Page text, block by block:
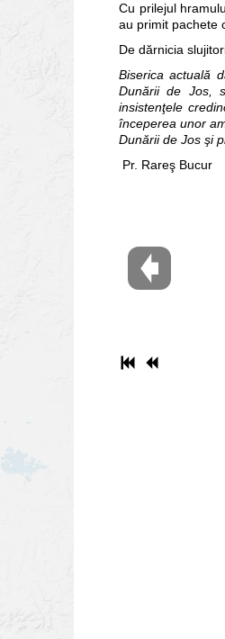
Cu prilejul
au primit pachete
De dărnicia
Biserica actuală
Dunării de Jos,
insistenţele
începerea unor
Dunării de Jos şi
Pr. Rareş Bucur